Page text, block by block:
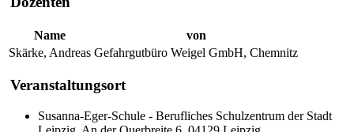
Name
von
Skärke, Andreas Gefahrgutbüro Weigel GmbH, Chemnitz
Veranstaltungsort
Susanna-Eger-Schule - Berufliches Schulzentrum der Stadt